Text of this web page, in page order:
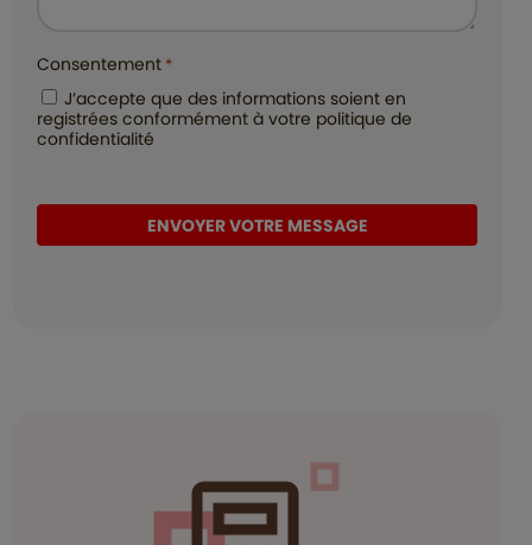
IMMOSQUARE GRENOBLE – Votre partenaire immobilier de
confiance.
hors honoraires 307 200 €. Dans une copropriété de 2 lots.
Aucune procédure n'est en cours. Classe énergie D, Classe climat
Consentement *
J’accepte que des informations soient en
registrées conformément à votre politique de
confidentialité